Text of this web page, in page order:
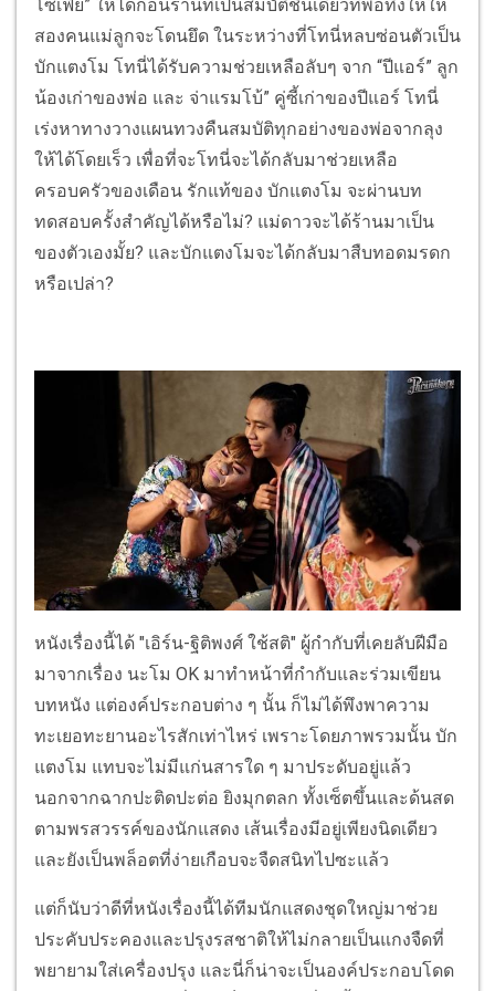
โซเฟีย” ให้ได้ก่อนร้านที่เป็นสมบัติชิ้นเดียวที่พ่อทิ้งให้ให้
สองคนแม่ลูกจะโดนยึด ในระหว่างที่โทนี่หลบซ่อนตัวเป็น
บักแตงโม โทนี่ได้รับความช่วยเหลือลับๆ จาก “ปีแอร์” ลูก
น้องเก่าของพ่อ และ จ่าแรมโบ้” คู่ซี้เก่าของปีแอร์ โทนี่
เร่งหาทางวางแผนทวงคืนสมบัติทุกอย่างของพ่อจากลุง
ให้ได้โดยเร็ว เพื่อที่จะโทนี่จะได้กลับมาช่วยเหลือ
ครอบครัวของเดือน รักแท้ของ บักแตงโม จะผ่านบท
ทดสอบครั้งสำคัญได้หรือไม่? แม่ดาวจะได้ร้านมาเป็น
ของตัวเองมั้ย? และบักแตงโมจะได้กลับมาสืบทอดมรดก
หรือเปล่า?
หนังเรื่องนี้ได้ "เอิร์น-ฐิติพงศ์ ใช้สติ" ผู้กำกับที่เคยลับฝีมือ
มาจากเรื่อง นะโม OK มาทำหน้าที่กำกับและร่วมเขียน
บทหนัง แต่องค์ประกอบต่าง ๆ นั้น ก็ไม่ได้พึงพาความ
ทะเยอทะยานอะไรสักเท่าไหร่ เพราะโดยภาพรวมนั้น บัก
แตงโม แทบจะไม่มีแก่นสารใด ๆ มาประดับอยู่แล้ว
นอกจากฉากปะติดปะต่อ ยิงมุกตลก ทั้งเซ็ตขึ้นและด้นสด
ตามพรสวรรค์ของนักแสดง เส้นเรื่องมีอยู่เพียงนิดเดียว
และยังเป็นพล็อตที่ง่ายเกือบจะจืดสนิทไปซะแล้ว
แต่ก็นับว่าดีที่หนังเรื่องนี้ได้ทีมนักแสดงชุดใหญ่มาช่วย
ประคับประคองและปรุงรสชาติให้ไม่กลายเป็นแกงจืดที่
พยายามใส่เครื่องปรุง และนี่ก็น่าจะเป็นองค์ประกอบโดด